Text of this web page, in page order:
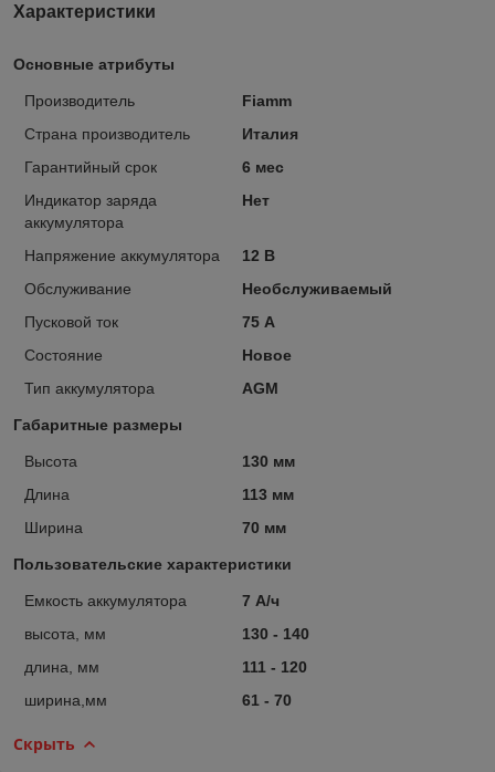
Характеристики
Основные атрибуты
Производитель
Fiamm
Страна производитель
Италия
Гарантийный срок
6 мес
Индикатор заряда
аккумулятора
Нет
Напряжение аккумулятора
12 В
Обслуживание
Необслуживаемый
Пусковой ток
75 А
Состояние
Новое
Тип аккумулятора
AGM
Габаритные размеры
Высота
130 мм
Длина
113 мм
Ширина
70 мм
Пользовательские характеристики
Емкость аккумулятора
7 А/ч
высота, мм
130 - 140
длина, мм
111 - 120
ширина,мм
61 - 70
Скрыть